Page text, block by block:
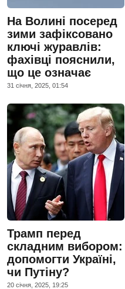
На Волині посеред
зими зафіксовано
ключі журавлів:
фахівці пояснили,
що це означає
31 сiчня, 2025, 01:54
Трамп перед
складним вибором:
допомогти Україні,
чи Путіну?
20 сiчня, 2025, 19:25